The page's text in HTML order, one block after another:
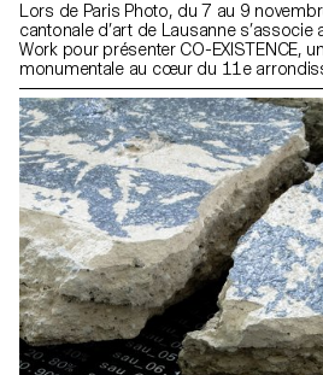
Lors de Paris Photo, du 7 au 9
cantonale d’art de Lausanne
Work pour présenter CO-EXISTENCE,
monumentale au cœur du 11e
une grande métropole, un petit
révèle des traces discrètes de
échelle, une population conquérante
d’ailes, traces de bave, frémissements
industriel de l’ancien Garage
de Paris, CO-EXISTENCE amène le
habitation vivante, par une séquence
en CGI (Computer Generated
projections à la fois specta- culaires et
l’imperceptible, l’inframince, l’invisible
tailles : micro-macro. Développé lors
workshops menées de 2023 à
CO-EXISTENCE témoigne des
artistiques développées au sein du
l’ECAL. Ces ateliers ont permis aux